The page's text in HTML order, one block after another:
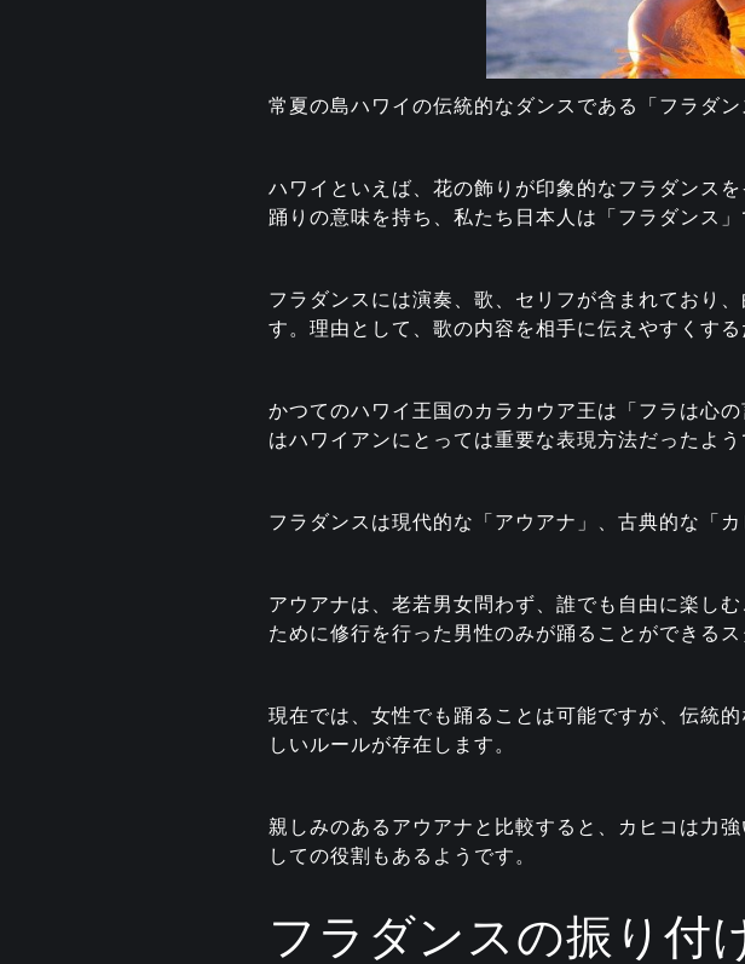
常夏の島ハワイの伝統的なダンスである「フラダ
ハワイといえば、花の飾りが印象的なフラダンス
踊りの意味を持ち、私たち日本人は「フラダンス」
フラダンスには演奏、歌、セリフが含まれており
す。理由として、歌の内容を相手に伝えやすくする
かつてのハワイ王国のカラカウア王は「フラは心
はハワイアンにとっては重要な表現方法だったよう
フラダンスは現代的な「アウアナ」、古典的な「
アウアナは、老若男女問わず、誰でも自由に楽し
ために修行を行った男性のみが踊ることができるス
現在では、女性でも踊ることは可能ですが、伝統
しいルールが存在します。
親しみのあるアウアナと比較すると、カヒコは力
しての役割もあるようです。
フラダンスの振り付